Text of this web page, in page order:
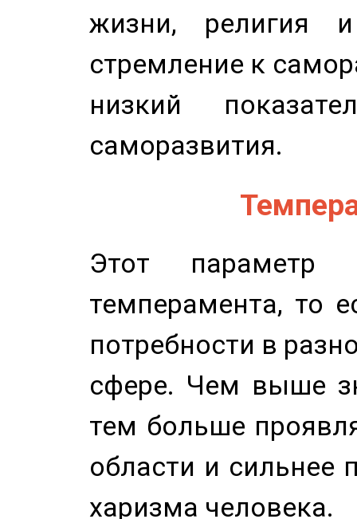
жизни, религия
стремление к
низкий
саморазвития.
Этот параметр
темперамента, то
потребности в
сфере. Чем выше
тем больше
области и сильнее
харизма человека.